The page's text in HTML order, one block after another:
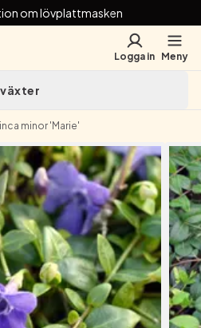
om lövplattmasken
Logga in Meny
minor 'Marie'